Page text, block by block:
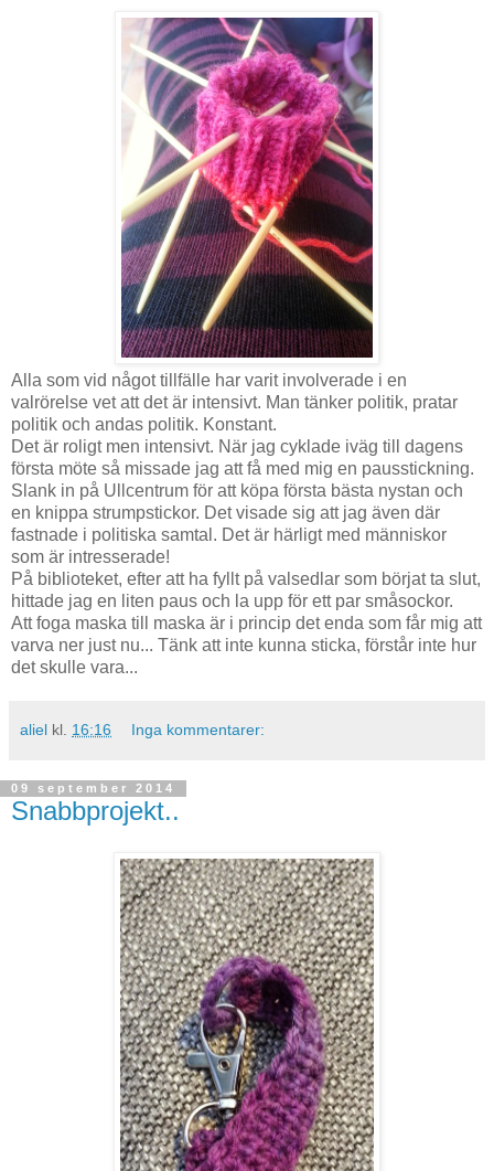
Alla som vid något tillfälle har varit involverade i en
valrörelse vet att det är intensivt. Man tänker politik, pratar
politik och andas politik. Konstant.
Det är roligt men intensivt. När jag cyklade iväg till dagens
första möte så missade jag att få med mig en pausstickning.
Slank in på Ullcentrum för att köpa första bästa nystan och
en knippa strumpstickor. Det visade sig att jag även där
fastnade i politiska samtal. Det är härligt med människor
som är intresserade!
På biblioteket, efter att ha fyllt på valsedlar som börjat ta slut,
hittade jag en liten paus och la upp för ett par småsockor.
Att foga maska till maska är i princip det enda som får mig att
varva ner just nu... Tänk att inte kunna sticka, förstår inte hur
det skulle vara...
aliel kl. 16:16 Inga kommentarer:
09 september 2014
Snabbprojekt..